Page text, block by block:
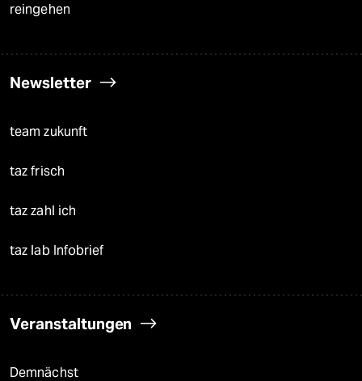
reingehen
Newsletter
team zukunft
taz frisch
taz zahl ich
taz lab Infobrief
Veranstaltungen
Demnächst